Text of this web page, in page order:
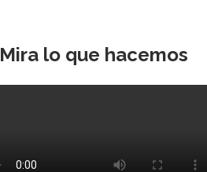
Mira lo que hacemos